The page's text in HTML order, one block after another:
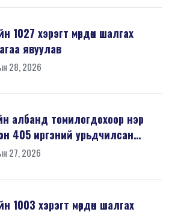
1027 хэрэгт мөрдөн шалгах
явуулав
28, 2026
албанд томилогдохоор нэр
405 иргэний урьдчилсан
27, 2026
1003 хэрэгт мөрдөн шалгах